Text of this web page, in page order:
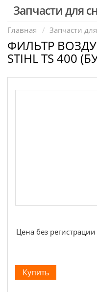
Запчасти для УШМ
Якоря, статоры
Скидка 50%
Запчасти для
Главная Запчасти
ФИЛЬТР
STIHL TS 400
Цена без регистрации